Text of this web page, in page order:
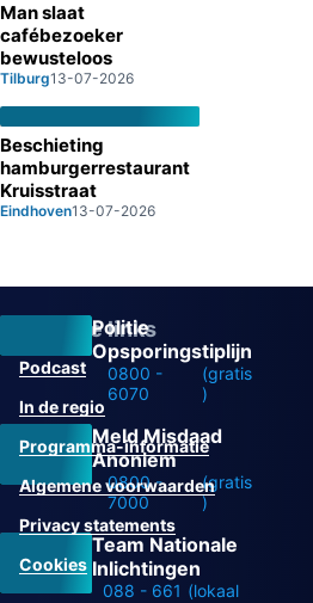
Man slaat
cafébezoeker
bewusteloos
Tilburg13-07-2026
Beschieting
hamburgerrestaurant
Kruisstraat
Eindhoven13-07-2026
Politie
Opsporingstiplijn
0800 -
6070
(gratis
)
Meld Misdaad
Anoniem
0800 -
7000
(gratis
)
Team Nationale
Inlichtingen
088 - 661 (lokaal
Overige links
Podcast
In de regio
Programma-informatie
Algemene voorwaarden
Privacy statements
Cookies